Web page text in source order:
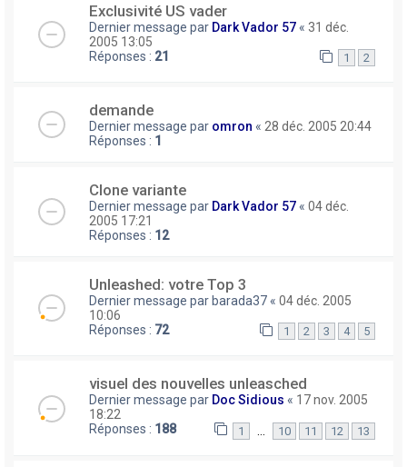
Exclusivité US vader
Dernier message par Dark Vador 57 « 31 déc.
2005 13:05
Réponses : 21 1 2
demande
Dernier message par omron « 28 déc. 2005 20:44
Réponses : 1
Clone variante
Dernier message par Dark Vador 57 « 04 déc.
2005 17:21
Réponses : 12
Unleashed: votre Top 3
Dernier message par barada37 « 04 déc. 2005
10:06
Réponses : 72 1 2 3 4 5
visuel des nouvelles unleasched
Dernier message par Doc Sidious « 17 nov. 2005
18:22
Réponses : 188 1 10 11 12 13